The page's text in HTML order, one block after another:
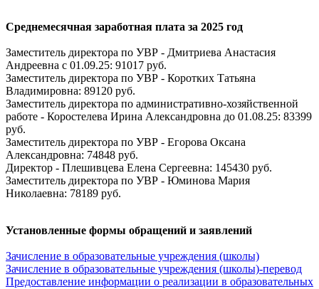
Среднемесячная заработная плата за 2025 год
Заместитель директора по УВР - Дмитриева Анастасия
Андреевна с 01.09.25: 91017 руб.
Заместитель директора по УВР - Коротких Татьяна
Владимировна: 89120 руб.
Заместитель директора по административно-хозяйственной
работе - Коростелева Ирина Александровна до 01.08.25: 83399
руб.
Заместитель директора по УВР - Егорова Оксана
Александровна: 74848 руб.
Директор - Плешивцева Елена Сергеевна: 145430 руб.
Заместитель директора по УВР - Юминова Мария
Николаевна: 78189 руб.
Установленные формы обращений и заявлений
Зачисление в образовательные учреждения (школы)
Зачисление в образовательные учреждения (школы)-перевод
Предоставление информации о реализации в образовательных